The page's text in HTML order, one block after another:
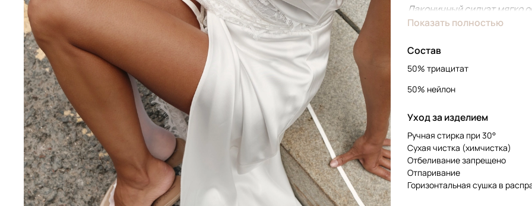
Лаконичный силуэт мягко
женственность, а
чтобы образ оставался
Полупрозрачное кружево
оттенку и ощущение
внутреннюю силу и про
Показать полностью
Состав
50% триацитат
50% нейлон
Уход за изделием
Ручная стирка при 30°
Сухая чистка (химчистка)
Отбеливание запрещено
Отпаривание
Горизонтальная сушка в